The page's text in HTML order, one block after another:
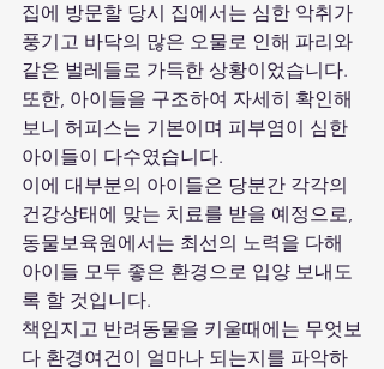
집에 방문할 당시 집에서는 심한 악취가
풍기고 바닥의 많은 오물로 인해 파리와
같은 벌레들로 가득한 상황이었습니다.
또한, 아이들을 구조하여 자세히 확인해
보니 허피스는 기본이며 피부염이 심한
아이들이 다수였습니다.
이에 대부분의 아이들은 당분간 각각의
건강상태에 맞는 치료를 받을 예정으로,
동물보육원에서는 최선의 노력을 다해
아이들 모두 좋은 환경으로 입양 보내도
록 할 것입니다.
책임지고 반려동물을 키울때에는 무엇보
다 환경여건이 얼마나 되는지를 파악하